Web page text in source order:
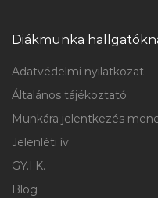
Diákmunka
Adatvédelmi nyilatkozat
Általános tájékoztató
Munkára jelentkezés
Jelenléti ív
GY.I.K.
Blog